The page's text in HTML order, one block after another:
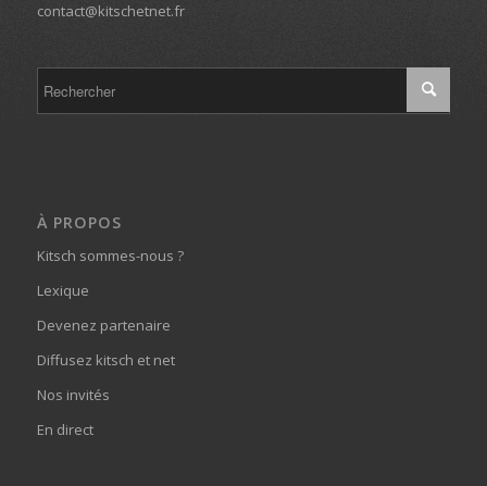
contact@kitschetnet.fr
À PROPOS
Kitsch sommes-nous ?
Lexique
Devenez partenaire
Diffusez kitsch et net
Nos invités
En direct